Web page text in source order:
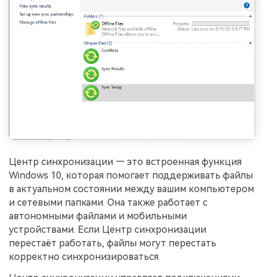
Центр синхронизации — это встроенная функция
Windows 10, которая помогает поддерживать файлы
в актуальном состоянии между вашим компьютером
и сетевыми папками. Она также работает с
автономными файлами и мобильными
устройствами. Если Центр синхронизации
перестаёт работать, файлы могут перестать
корректно синхронизироваться.